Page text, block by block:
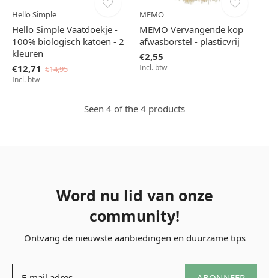
Hello Simple
Hello Simple Vaatdoekje -
100% biologisch katoen - 2
kleuren
€12,71 €14,95
Incl. btw
MEMO
MEMO Vervangende kop
afwasborstel - plasticvrij
€2,55
Incl. btw
Seen 4 of the 4 products
Word nu lid van onze
community!
Ontvang de nieuwste aanbiedingen en duurzame tips